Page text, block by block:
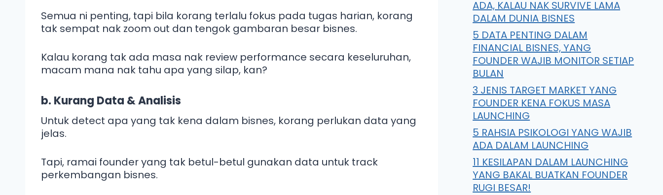
Semua ni penting, tapi bila korang terlalu fokus pada tugas harian, korang
tak sempat nak zoom out dan tengok gambaran besar bisnes.
Kalau korang tak ada masa nak review performance secara keseluruhan,
macam mana nak tahu apa yang silap, kan?
b. Kurang Data & Analisis
Untuk detect apa yang tak kena dalam bisnes, korang perlukan data yang
jelas.
Tapi, ramai founder yang tak betul-betul gunakan data untuk track
perkembangan bisnes.
ADA, KALAU NAK SURVIVE LAMA
DALAM DUNIA BISNES
5 DATA PENTING DALAM
FINANCIAL BISNES, YANG
FOUNDER WAJIB MONITOR SETIAP
BULAN
3 JENIS TARGET MARKET YANG
FOUNDER KENA FOKUS MASA
LAUNCHING
5 RAHSIA PSIKOLOGI YANG WAJIB
ADA DALAM LAUNCHING
11 KESILAPAN DALAM LAUNCHING
YANG BAKAL BUATKAN FOUNDER
RUGI BESAR!